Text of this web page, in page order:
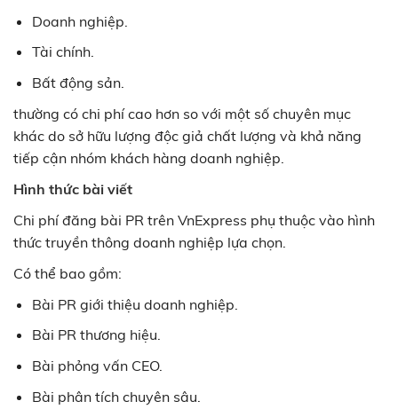
Doanh nghiệp.
Tài chính.
Bất động sản.
thường có chi phí cao hơn so với một số chuyên mục
khác do sở hữu lượng độc giả chất lượng và khả năng
tiếp cận nhóm khách hàng doanh nghiệp.
Hình thức bài viết
Chi phí đăng bài PR trên VnExpress phụ thuộc vào hình
thức truyền thông doanh nghiệp lựa chọn.
Có thể bao gồm:
Bài PR giới thiệu doanh nghiệp.
Bài PR thương hiệu.
Bài phỏng vấn CEO.
Bài phân tích chuyên sâu.